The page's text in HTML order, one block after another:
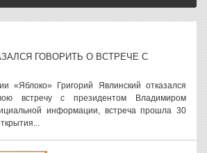
ГОВОРИТЬ О ВСТРЕЧЕ С
«Яблоко» Григорий Явлинский отказался
встречу с президентом Владимиром
информации, встреча прошла 30